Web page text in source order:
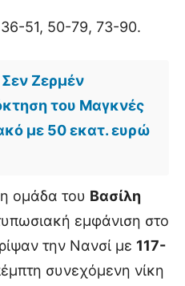
51, 50-79, 73-90.
Ζερμέν
του Μαγκνές
με 50 εκατ. ευρώ
ομάδα του Βασίλη
εμφάνιση στο
την Νανσί με 117-
συνεχόμενη νίκη